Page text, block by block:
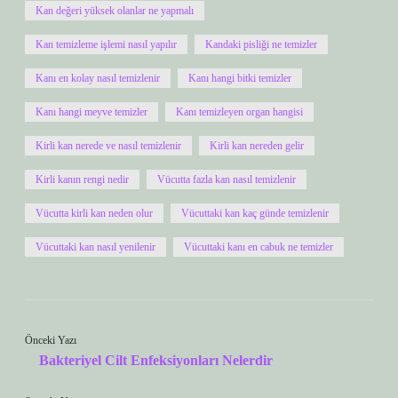
Kan değeri yüksek olanlar ne yapmalı
Kan temizleme işlemi nasıl yapılır Kandaki pisliği ne temizler
Kanı en kolay nasıl temizlenir Kanı hangi bitki temizler
Kanı hangi meyve temizler Kanı temizleyen organ hangisi
Kirli kan nerede ve nasıl temizlenir Kirli kan nereden gelir
Kirli kanın rengi nedir Vücutta fazla kan nasıl temizlenir
Vücutta kirli kan neden olur Vücuttaki kan kaç günde temizlenir
Vücuttaki kan nasıl yenilenir Vücuttaki kanı en cabuk ne temizler
Önceki Yazı
Bakteriyel Cilt Enfeksiyonları Nelerdir